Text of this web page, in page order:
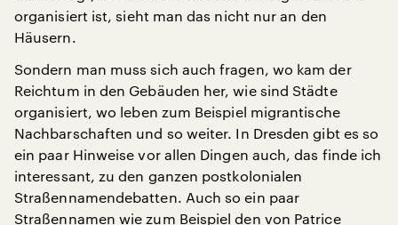
organisiert ist, sieht man das nicht nur an den
Häusern.
Sondern man muss sich auch fragen, wo kam der
Reichtum in den Gebäuden her, wie sind Städte
organisiert, wo leben zum Beispiel migrantische
Nachbarschaften und so weiter. In Dresden gibt es so
ein paar Hinweise vor allen Dingen auch, das finde ich
interessant, zu den ganzen postkolonialen
Straßennamendebatten. Auch so ein paar
Straßennamen wie zum Beispiel den von Patrice